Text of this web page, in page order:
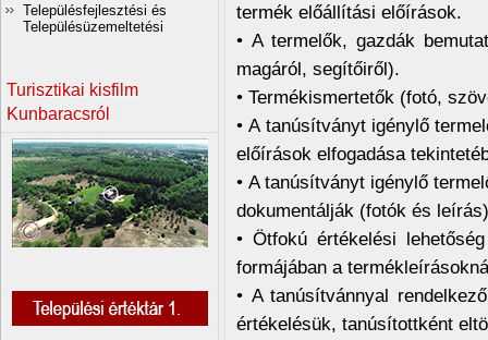
Településfejlesztési és
Településüzemeltetési
Turisztikai kisfilm
Kunbaracsról
termék előállítási előírások.
• A termelők, gazdák
magáról, segítőiről).
• Termékismertetők (fotó,
• A tanúsítványt igénylő
előírások elfogadása
• A tanúsítványt igénylő
dokumentálják (fotók és
• Ötfokú értékelési
formájában a
• A tanúsítvánnyal
értékelésük, tanúsítottként